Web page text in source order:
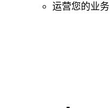
运营您的业务